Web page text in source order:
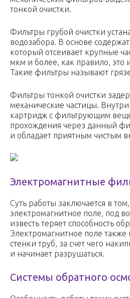
тонкой очистки.
Фильтры грубой очистки
водозабора. В основе
который отсеивает крупные
мкм и более, как правило, это
Такие фильтры называют
Фильтры тонкой очистки
механические частицы.
картридж с фильтрующим
прохождения через данный
и обладает приятным чистым
Электромагнитные
Суть работы заключается в
электромагнитное поле, под
известь теряет способность
Электромагнитное поле также
стенки труб, за счет чего
и начинает разрушаться.
Системы обратного